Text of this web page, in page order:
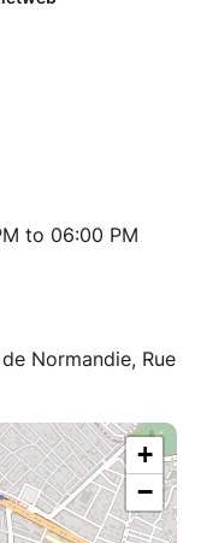
à 13h00 et de
to 06:00 PM
Normandie, Rue
+
−